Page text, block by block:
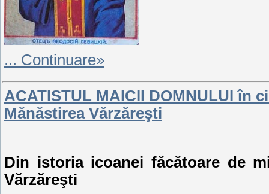
... Continuare»
ACATISTUL MAICII DOMNULUI în
Mănăstirea Vărzăreşti
Din istoria icoanei făcătoare de
Vărzăreşti